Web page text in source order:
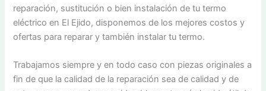
reparación, sustitución o bien instalación de tu termo
eléctrico en El Ejido, disponemos de los mejores costos y
ofertas para reparar y también instalar tu termo.
Trabajamos siempre y en todo caso con piezas originales a
fin de que la calidad de la reparación sea de calidad y de